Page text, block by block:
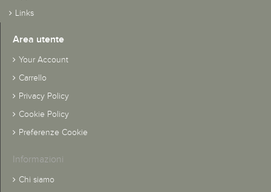
Links
Area utente
Your Account
Carrello
Privacy Policy
Cookie Policy
Preferenze Cookie
Informazioni
Chi siamo